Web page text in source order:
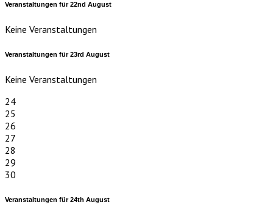
Veranstaltungen für22nd August
Keine Veranstaltungen
Veranstaltungen für23rd August
Keine Veranstaltungen
24
25
26
27
28
29
30
Veranstaltungen für24th August